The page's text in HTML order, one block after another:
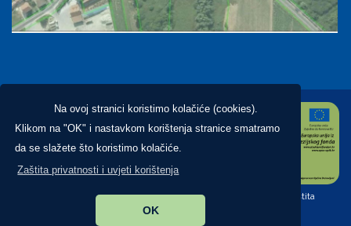
Na ovoj stranici koristimo kolačiće (cookies).
Klikom na "OK" i nastavkom korištenja stranice smatramo
da se slažete što koristimo kolačiće.
Zaštita privatnosti i uvjeti korištenja
OK
Copyright ©2026. Općina Brckovljani, All Rights Reserved |
Zaštita
privatnosti|Digitalna pristupačnost